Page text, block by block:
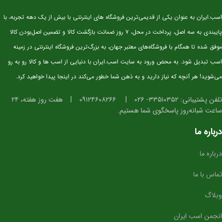
سن:۲.۵ سال
نژاد:KWPN اصیل (خط خونی معتبر و قابل استعلام)
کاربری آتی: پرش، مسابقات جوان‌ها، تربیت پایه
وضعیت:وارداتی، دوسَر (پدر و مادر خارجی)، سلامت کامل
خلق‌وخو:آرام، باهوش، اجتماعی و آموزش‌پذیر
⭐ ویژگی‌های فیزیکی و عملکردی
استخوان‌بندی قوی و مناسب برای کار پرشی
دست و پای خشک و تمیز، آماده ورود به مراحل آموزشی
تمرکز بالا و واکنش سریع در محیط‌های جدید
ساختار بدنی استاندارد برای پرورش به سطح حرفه‌ای
⭐ مناسب برای چه افرادی؟
اسب.ایران به عنوان یکی از قدیمی‌ترین فروشگاه های اینترنتی با بیش از یک دهه تجربه، با
پایبندی به سه اصل، پرداخت در محل، ۷ روز ضمانت بازگشت کالا و تضمین اصل‌بودن کالا
موفق شده تا همگام با فروشگاه‌های معتبر جهان، به بزرگ‌ترین فروشگاه اینترنتی در زمینه
اسب تبدیل شود. به محض ورود به سایت اسب.ایران با دنیایی از اسب ها و کالا رو به رو
می‌شوید! هر آنچه که نیاز دارید و به ذهن شما خطور می‌کند در اینجا پیدا خواهید کرد.
تلفن پشتیبانی: ۳۳۵۱۰۳۵۲- ۰۲۶ |
|
هفت روز هفته، ۲۴
ساعت شبانه‌روز پاسخگوی شما هستیم.
درباره ما
درباره ما
تماس با ما
وبلاگ
انجمن اسب ایران